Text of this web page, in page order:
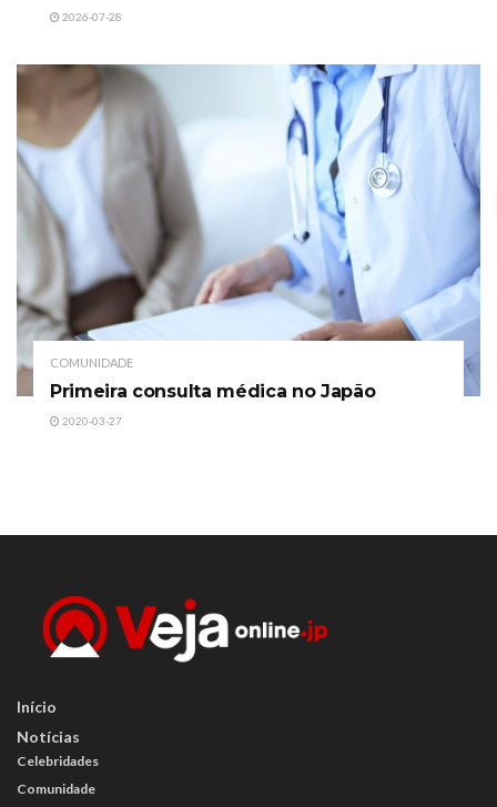
2026-07-28
COMUNIDADE
Primeira consulta médica no Japão
2020-03-27
Início
Notícias
Celebridades
Comunidade